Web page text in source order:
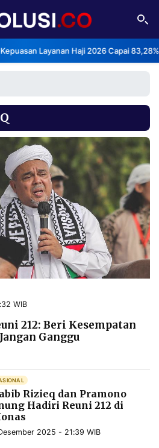
Layanan Haji 2026 Capai
WIB
212: Beri Kesempatan
Ganggu
Rizieq dan Pramono
Hadiri Reuni 212 di
2025 - 21:39 WIB